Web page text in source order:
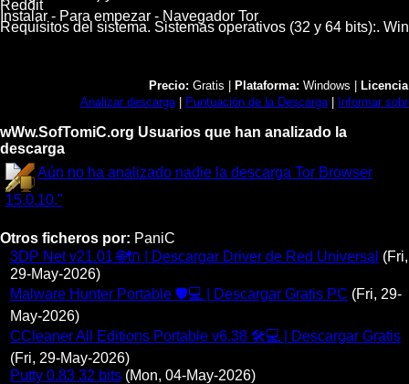
Reddit
Instalar - Para empezar - Navegador Tor
Requisitos del sistema. Sistemas operativos (32 y 64 bits):.
Precio: Gratis | Plataforma: Windows |
Analizar descarga| Puntuación de la Descarga| Informar
wWw.SofTomiC.org Usuarios que han analizado la
descarga
Aún no ha analizado nadie la descarga Tor Browser
15.0.10."
Otros ficheros por: PaniC
3DP Net v21.01 🌐🔌 | Descargar Driver de Red Universal (Fri,
29-May-2026)
Malware Hunter Portable 🛡️💻 | Descargar Gratis PC (Fri, 29-
May-2026)
CCleaner All Editions Portable v6.38 🛠️💻 | Descargar Gratis
(Fri, 29-May-2026)
Putty 0.83 32 bits (Mon, 04-May-2026)